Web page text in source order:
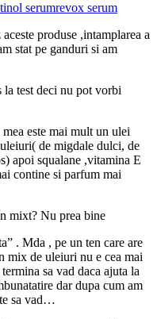
serumrevox serum
produse ,intamplarea a
stat pe ganduri si am
la test deci nu pot vorbi
este mai mult un ulei
de migdale dulci, de
apoi squalane ,vitamina E
contine si parfum mai
mixt? Nu prea bine
. Mda , pe un ten care are
mix de uleiuri nu e cea mai
sa vad daca ajuta la
dar dupa cum am
sa vad…